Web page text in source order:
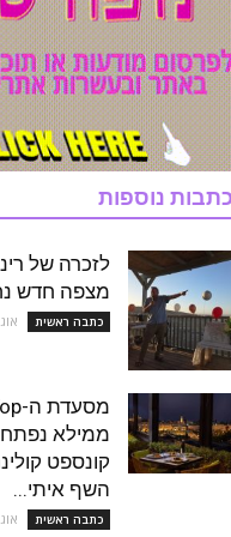
נוספות
לזכרה של
מצפה חדש
כתבה ראשית
ממילא
קונספט
השף איתי...
כתבה ראשית